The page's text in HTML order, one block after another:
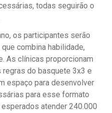
todas seguirão o
os participantes serão
combina habilidade,
As clínicas proporcionam
regras do basquete 3x3 e
espaço para desenvolver
para esse formato
atender 240.000